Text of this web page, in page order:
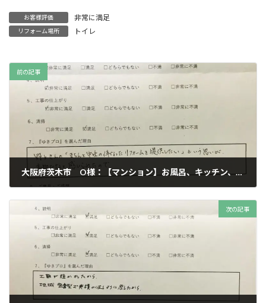
お客様評価 非常に満足
リフォーム場所 トイレ
前の記事
大阪府茨木市 O様：【マンション】お風呂、キッチン、洗面、トイレ、内装リフォーム
次の記事